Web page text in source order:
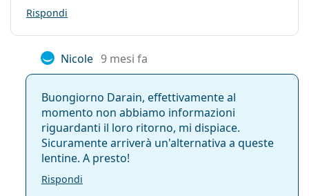
Rispondi
Nicole 9 mesi fa
Buongiorno Darain, effettivamente al
momento non abbiamo informazioni
riguardanti il loro ritorno, mi dispiace.
Sicuramente arriverà un'alternativa a queste
lentine. A presto!
Rispondi